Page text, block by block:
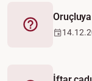
Fetva